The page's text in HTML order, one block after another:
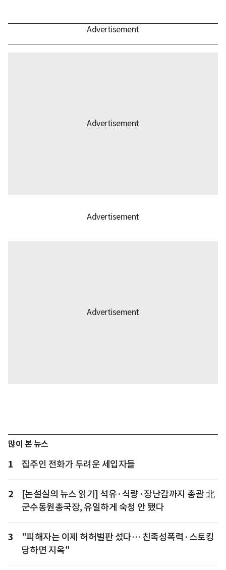
많이 본 뉴스
1 집주인 전화가 두려운 세입자들
2
[논설실의 뉴스 읽기] 석유·식량·장난감까지 총괄 北
군수동원총국장, 유일하게 숙청 안 됐다
3
"피해자는 이제 허허벌판 섰다… 친족성폭력·스토킹
당하면 지옥"